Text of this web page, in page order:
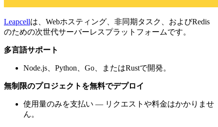
Leapcellは、Webホスティング、非同期タスク、およびRedis
のための次世代サーバーレスプラットフォームです。
多言語サポート
Node.js、Python、Go、またはRustで開発。
無制限のプロジェクトを無料でデプロイ
使用量のみを支払い — リクエストや料金はかかりませ
ん。